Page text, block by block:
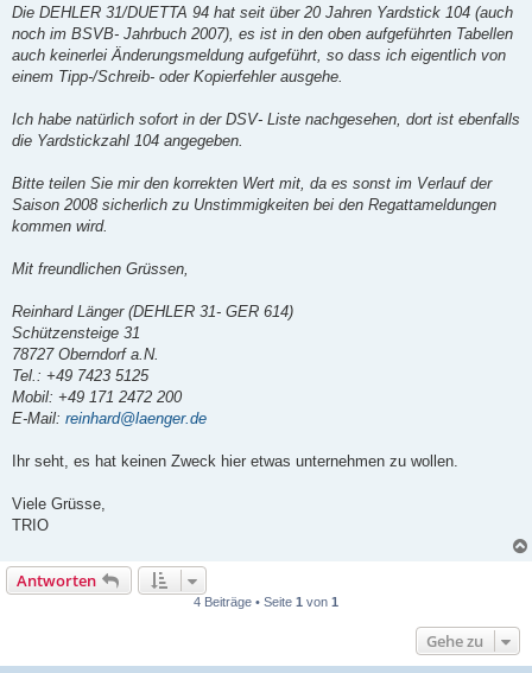
Die DEHLER 31/DUETTA 94 hat seit über 20 Jahren Yardstick 104 (auch
noch im BSVB- Jahrbuch 2007), es ist in den oben aufgeführten Tabellen
auch keinerlei Änderungsmeldung aufgeführt, so dass ich eigentlich von
einem Tipp-/Schreib- oder Kopierfehler ausgehe.
Ich habe natürlich sofort in der DSV- Liste nachgesehen, dort ist ebenfalls
die Yardstickzahl 104 angegeben.
Bitte teilen Sie mir den korrekten Wert mit, da es sonst im Verlauf der
Saison 2008 sicherlich zu Unstimmigkeiten bei den Regattameldungen
kommen wird.
Mit freundlichen Grüssen,
Reinhard Länger (DEHLER 31- GER 614)
Schützensteige 31
78727 Oberndorf a.N.
Tel.: +49 7423 5125
Mobil: +49 171 2472 200
E-Mail: reinhard@laenger.de
Ihr seht, es hat keinen Zweck hier etwas unternehmen zu wollen.
Viele Grüsse,
TRIO
Antworten
4 Beiträge • Seite 1 von 1
Gehe zu